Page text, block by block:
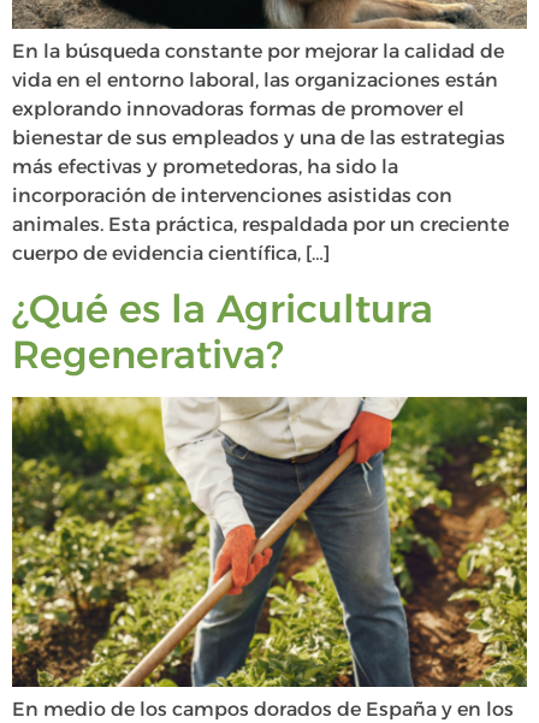
En la búsqueda constante por mejorar la calidad de
vida en el entorno laboral, las organizaciones están
explorando innovadoras formas de promover el
bienestar de sus empleados y una de las estrategias
más efectivas y prometedoras, ha sido la
incorporación de intervenciones asistidas con
animales. Esta práctica, respaldada por un creciente
cuerpo de evidencia científica, […]
¿Qué es la Agricultura
Regenerativa?
En medio de los campos dorados de España y en los